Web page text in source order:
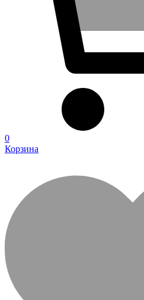
0
Корзина